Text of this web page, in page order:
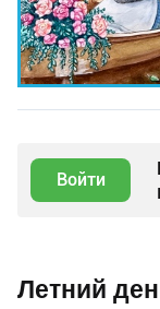
Войти
Летний